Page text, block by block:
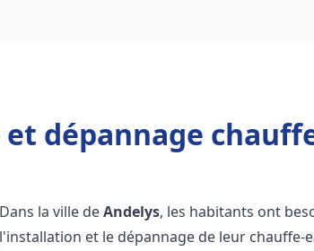
dépannage
Dans la ville deAndelys, les habitants ont
l'installation et le dépannage de leur